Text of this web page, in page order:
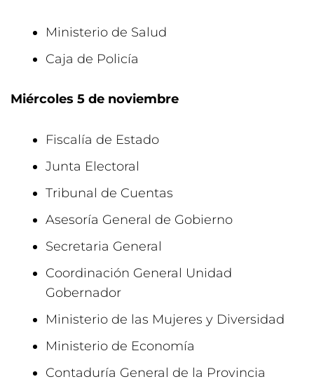
Ministerio de Salud
Caja de Policía
Miércoles 5 de noviembre
Fiscalía de Estado
Junta Electoral
Tribunal de Cuentas
Asesoría General de Gobierno
Secretaria General
Coordinación General Unidad
Gobernador
Ministerio de las Mujeres y Diversidad
Ministerio de Economía
Contaduría General de la Provincia